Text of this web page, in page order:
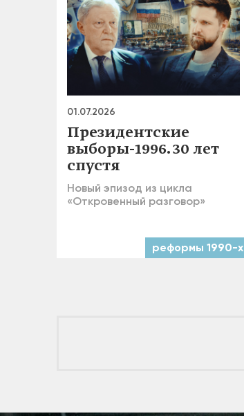
01.07.2026
Президентские
выборы-1996. 30 лет
спустя
Новый эпизод из цикла
«Откровенный разговор»
реформы 1990-х